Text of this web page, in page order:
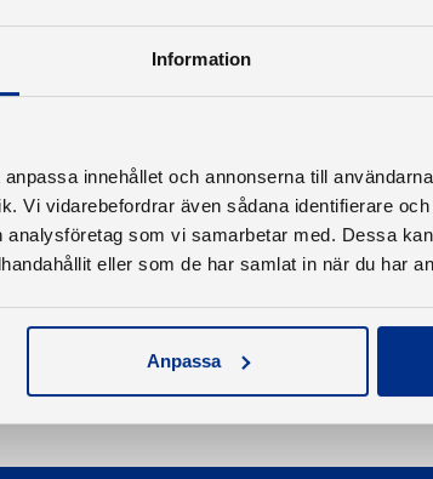
Information
innehållet och annonserna till
Vi vidarebefordrar även sådana identifierare
som vi samarbetar med. Dessa
eller som de har samlat in när du har
Anpassa